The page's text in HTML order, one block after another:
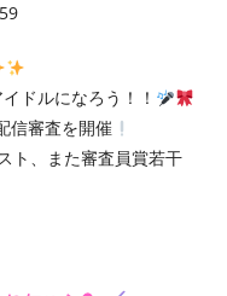
ドルになろう！！
信審査を開催
ト、また審査員賞若干